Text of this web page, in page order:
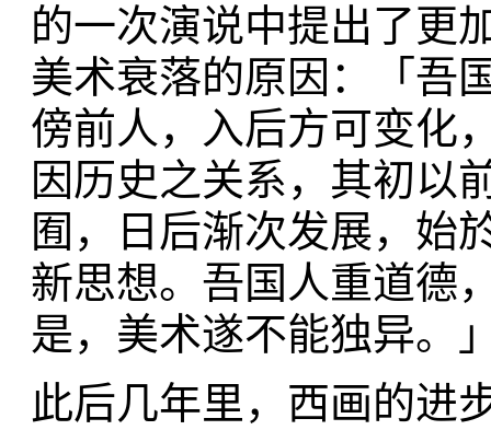
的一次演说中提出了更
美术衰落的原因：「吾
傍前人，入后方可变化
因历史之关系，其初以
囿，日后渐次发展，始
新思想。吾国人重道德
是，美术遂不能独异。
此后几年里，西画的进